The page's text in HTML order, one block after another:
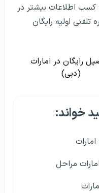
کسب اطلاعات بیشتر در
اولیه رایگان
رایگان در امارات
(دبی)
خواند:
مراحل